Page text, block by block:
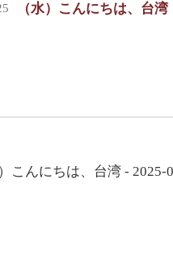
（水）こんにちは、台湾
）こんにちは、台湾 - 2025-